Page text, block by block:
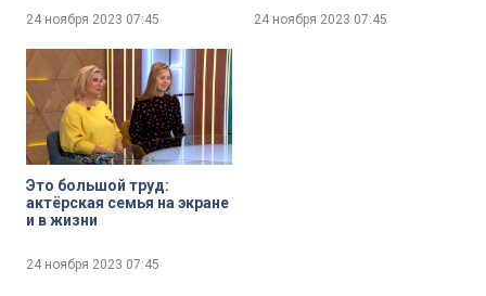
24 ноября 2023 07:45
Евгении Зарицкой и Театра
«Саманта»
24 ноября 2023 07:45
Это большой труд:
актёрская семья на экране
и в жизни
24 ноября 2023 07:45